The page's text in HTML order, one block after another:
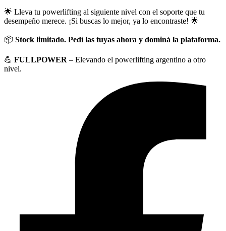
🌟 Lleva tu powerlifting al siguiente nivel con el soporte que tu
desempeño merece. ¡Si buscas lo mejor, ya lo encontraste! 🌟
📦 Stock limitado. Pedí las tuyas ahora y dominá la plataforma.
💪 FULLPOWER – Elevando el powerlifting argentino a otro
nivel.